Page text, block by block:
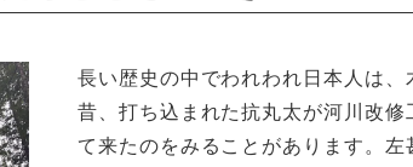
長い歴史の中でわれわれ日本人は
昔、打ち込まれた抗丸太が河川改
て来たのをみることがあります。